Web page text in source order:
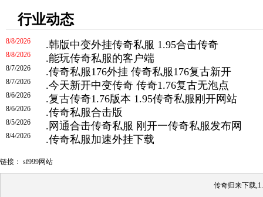
行业动态
.韩版中变外挂传奇私服 1.95合击传奇
8/8/2026
.能玩传奇私服的客户端
8/8/2026
.传奇私服176外挂 传奇私服176复古新开
8/7/2026
.今天新开中变传奇 传奇1.76复古无泡点
8/7/2026
.复古传奇1.76版本 1.95传奇私服刚开网站
8/6/2026
.传奇私服合击版
8/6/2026
. 网通合击传奇私服 刚开一传奇私服发布网
8/5/2026
.传奇私服加速外挂下载
8/4/2026
链接： sf999网站
传奇归来下载